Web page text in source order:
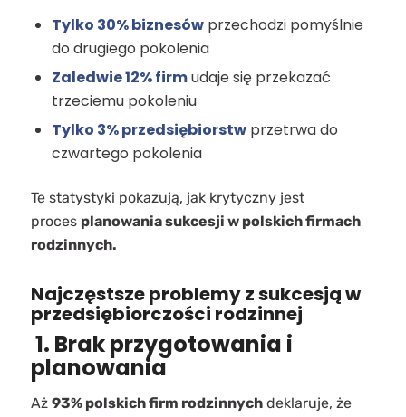
Tylko 30% biznesówprzechodzi pomyślnie
do drugiego pokolenia
Zaledwie 12% firmudaje się przekazać
trzeciemu pokoleniu
Tylko 3% przedsiębiorstwprzetrwa do
czwartego pokolenia
Te statystyki pokazują, jak krytyczny jest
proces planowania sukcesji w polskich firmach
rodzinnych.
Najczęstsze problemy z sukcesją w
przedsiębiorczości rodzinnej
1. Brak przygotowania i
planowania
Aż 93% polskich firm rodzinnychdeklaruje, że